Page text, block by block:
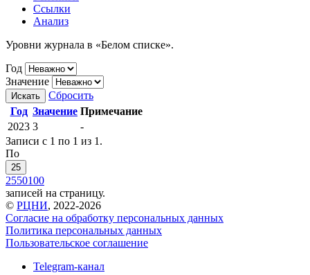
Ссылки
Анализ
Уровни журнала в «Белом списке».
Год
Значение
Искать
Сбросить
Год Значение Примечание
2023 3
-
Записи с 1 по 1 из 1.
По
25
2550100
записей на страницу.
© РЦНИ, 2022-2026
Согласие на обработку персональных данных
Политика персональных данных
Пользовательское соглашение
Telegram-канал